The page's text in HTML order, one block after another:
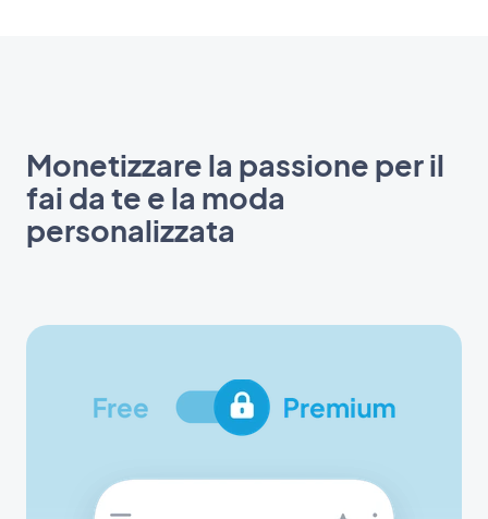
Monetizzare la passione per il
fai da te e la moda
personalizzata